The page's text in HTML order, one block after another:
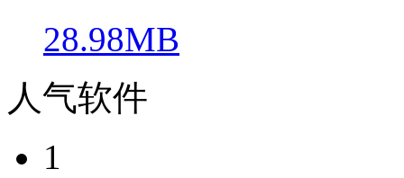
28.98MB
人气软件
1